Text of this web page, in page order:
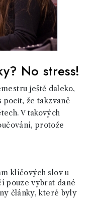
No stress!
ještě daleko,
že takzvaně
V takových
protože
klíčových slov u
pouze vybrat dané
články, které byly